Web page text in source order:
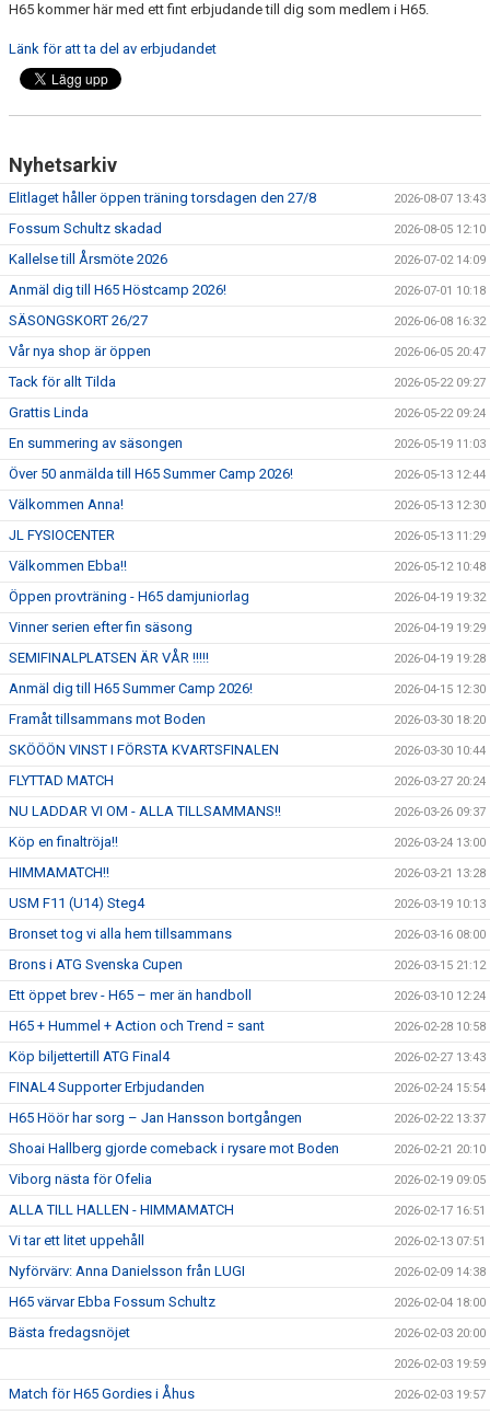
H65 kommer här med ett fint erbjudande till dig som medlem i H65.
Länk för att ta del av erbjudandet
Nyhetsarkiv
Elitlaget håller öppen träning torsdagen den 27/8 2026-08-07 13:43
Fossum Schultz skadad 2026-08-05 12:10
Kallelse till Årsmöte 2026 2026-07-02 14:09
Anmäl dig till H65 Höstcamp 2026! 2026-07-01 10:18
SÄSONGSKORT 26/27 2026-06-08 16:32
Vår nya shop är öppen 2026-06-05 20:47
Tack för allt Tilda 2026-05-22 09:27
Grattis Linda 2026-05-22 09:24
En summering av säsongen 2026-05-19 11:03
Över 50 anmälda till H65 Summer Camp 2026! 2026-05-13 12:44
Välkommen Anna! 2026-05-13 12:30
JL FYSIOCENTER 2026-05-13 11:29
Välkommen Ebba!! 2026-05-12 10:48
Öppen provträning - H65 damjuniorlag 2026-04-19 19:32
Vinner serien efter fin säsong 2026-04-19 19:29
SEMIFINALPLATSEN ÄR VÅR !!!!! 2026-04-19 19:28
Anmäl dig till H65 Summer Camp 2026! 2026-04-15 12:30
Framåt tillsammans mot Boden 2026-03-30 18:20
SKÖÖÖN VINST I FÖRSTA KVARTSFINALEN 2026-03-30 10:44
FLYTTAD MATCH 2026-03-27 20:24
NU LADDAR VI OM - ALLA TILLSAMMANS!! 2026-03-26 09:37
Köp en finaltröja!! 2026-03-24 13:00
HIMMAMATCH!! 2026-03-21 13:28
USM F11 (U14) Steg4 2026-03-19 10:13
Bronset tog vi alla hem tillsammans 2026-03-16 08:00
Brons i ATG Svenska Cupen 2026-03-15 21:12
Ett öppet brev - H65 – mer än handboll 2026-03-10 12:24
H65 + Hummel + Action och Trend = sant 2026-02-28 10:58
Köp biljettertill ATG Final4 2026-02-27 13:43
FINAL4 Supporter Erbjudanden 2026-02-24 15:54
H65 Höör har sorg – Jan Hansson bortgången 2026-02-22 13:37
Shoai Hallberg gjorde comeback i rysare mot Boden 2026-02-21 20:10
Viborg nästa för Ofelia 2026-02-19 09:05
ALLA TILL HALLEN - HIMMAMATCH 2026-02-17 16:51
Vi tar ett litet uppehåll 2026-02-13 07:51
Nyförvärv: Anna Danielsson från LUGI 2026-02-09 14:38
H65 värvar Ebba Fossum Schultz 2026-02-04 18:00
Bästa fredagsnöjet 2026-02-03 20:00
2026-02-03 19:59
Match för H65 Gordies i Åhus 2026-02-03 19:57